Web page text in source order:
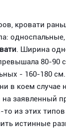
кровати
. Ширина
80-90
- 160-180
в коем случае
на заявленный
из этих типов
истинные